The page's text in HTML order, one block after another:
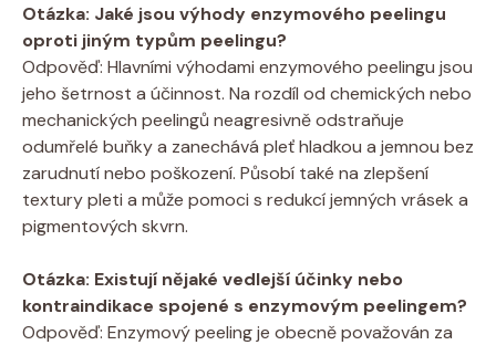
Otázka: Jaké jsou výhody enzymového peelingu
oproti jiným typům peelingu?
Odpověď: Hlavními výhodami enzymového peelingu jsou
jeho šetrnost a účinnost. Na rozdíl od chemických nebo
mechanických peelingů neagresivně odstraňuje
odumřelé buňky a zanechává pleť hladkou a jemnou bez
zarudnutí nebo poškození. Působí také na zlepšení
textury pleti a může pomoci s redukcí jemných vrásek a
pigmentových skvrn.
Otázka: Existují nějaké vedlejší účinky nebo
kontraindikace spojené s enzymovým peelingem?
Odpověď: Enzymový peeling je obecně považován za